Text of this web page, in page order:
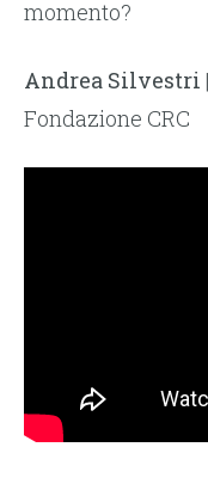
momento?
Andrea Silvestri
Fondazione CRC